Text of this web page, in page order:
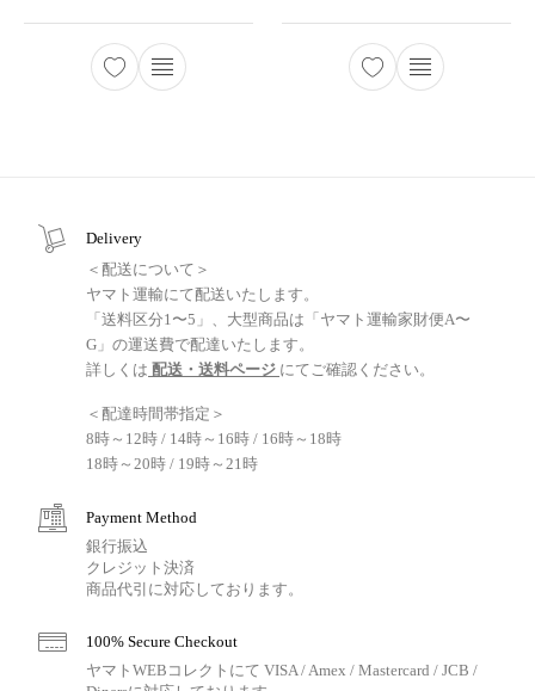
Delivery
＜配送について＞
ヤマト運輸にて配送いたします。
「送料区分1〜5」、大型商品は「ヤマト運輸家財便A〜
G」の運送費で配達いたします。
詳しくは 配送・送料ページ にてご確認ください。
＜配達時間帯指定＞
8時～12時 / 14時～16時 / 16時～18時
18時～20時 / 19時～21時
Payment Method
銀行振込
クレジット決済
商品代引に対応しております。
100% Secure Checkout
ヤマトWEBコレクトにて VISA / Amex / Mastercard / JCB /